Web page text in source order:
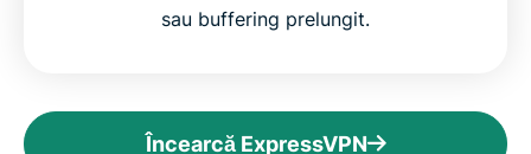
sau buffering prelungit.
Încearcă ExpressVPN